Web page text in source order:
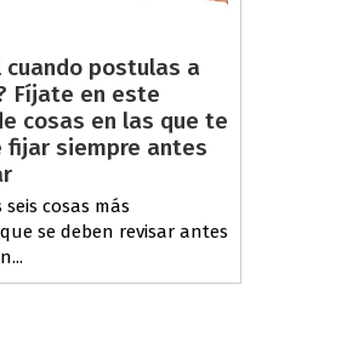
cuando postulas a
Fíjate en este
cosas en las que te
fijar siempre antes
cosas más
se deben revisar antes